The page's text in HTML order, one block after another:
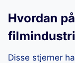
Hvordan
Disse stjerner